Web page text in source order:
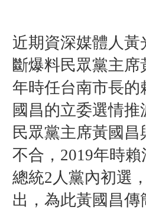
近期資深媒體人黃
斷爆料民眾黨主席
年時任台南市長的
國昌的立委選情推
民眾黨主席黃國昌
不合， 2019年時賴
總統2人黨內初選，
出，為此黃國昌傳